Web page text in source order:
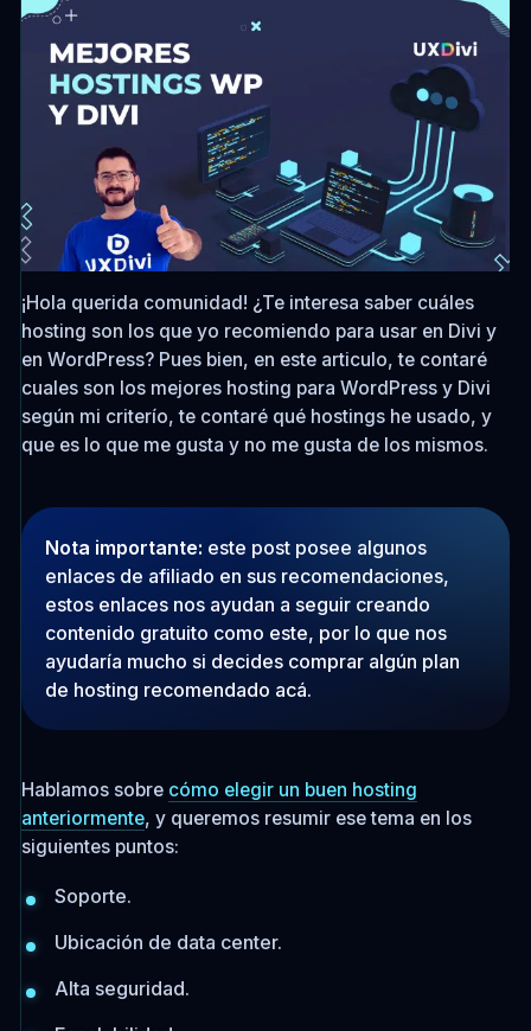
¡Hola querida comunidad! ¿Te interesa saber cuáles
hosting son los que yo recomiendo para usar en Divi y
en WordPress? Pues bien, en este articulo, te contaré
cuales son los mejores hosting para WordPress y Divi
según mi criterío, te contaré qué hostings he usado, y
que es lo que me gusta y no me gusta de los mismos.
Nota importante: este post posee algunos
enlaces de afiliado en sus recomendaciones,
estos enlaces nos ayudan a seguir creando
contenido gratuito como este, por lo que nos
ayudaría mucho si decides comprar algún plan
de hosting recomendado acá.
Hablamos sobre cómo elegir un buen hosting
anteriormente, y queremos resumir ese tema en los
siguientes puntos:
Soporte.
Ubicación de data center.
Alta seguridad.